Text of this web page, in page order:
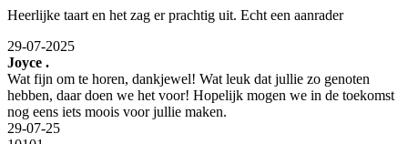
Heerlijke taart en het zag er prachtig uit. Echt een aanrader
29-07-2025
Joyce .
Wat fijn om te horen, dankjewel! Wat leuk dat jullie zo genoten
hebben, daar doen we het voor! Hopelijk mogen we in de toekomst
nog eens iets moois voor jullie maken.
29-07-25